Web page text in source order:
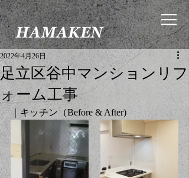
足立区谷中マンションリフ
ォーム工事
2022年4月26日
｜キッチン（Before & After)